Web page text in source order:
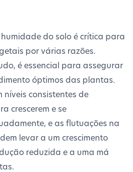
do solo é crítica para
por várias razões.
é essencial para assegurar
óptimos das plantas.
níveis consistentes de
crescerem e se
e as flutuações na
levar a um crescimento
reduzida e a uma má